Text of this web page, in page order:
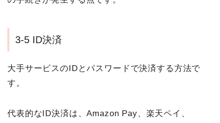
3-5 ID決済
大手サービスのIDとパスワードで決済する方法で
す。
代表的なID決済は、Amazon Pay、楽天ペイ、